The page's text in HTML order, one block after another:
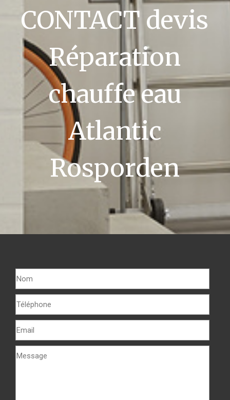
CONTACT devis
Réparation
chauffe eau
Atlantic
Rosporden